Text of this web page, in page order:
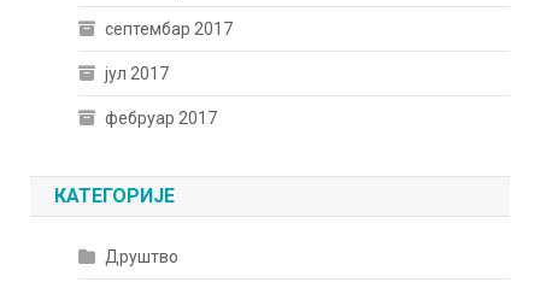
септембар 2017
јул 2017
фебруар 2017
КАТЕГОРИЈЕ
Друштво